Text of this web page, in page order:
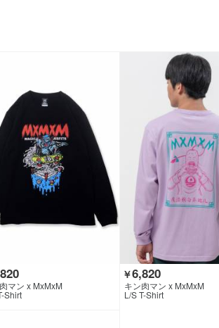
マン x MxMxM
Shirt
￥6,820
キン肉マン x MxMxM
L/S T-Shirt